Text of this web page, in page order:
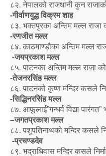
८२. नेपालको राजधानी कुन
-गीर्वाणयुद्ध विक्रम शाह
८३. भक्तपुरका अन्तिम मल्ल राजा
-रणजीत मल्ल
८४. काठमाण्डौका अन्तिम मल्ल
-जयप्रकाश मल्ल
८५. पाटनका अन्तिम मल्ल राजा
-तेजनरसिंह मल्ल
८६. पाटनको कृष्ण मन्दिर कसले
-सिद्धिनरसिंह मल्ल
८७. आफूलाई”गन्धर्व विद्या पारंगत”
–जगतप्रकाश मल्ल
८८. पशुपतिनाथको मन्दिर कसले
-प्रचण्डदेव
८९. भद्राधिवास मन्दिर कसले